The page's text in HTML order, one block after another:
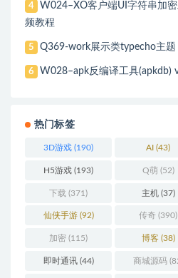
4
W024–XO客户端UI字符串加
频教程
5 Q369-work展示类typecho主题
6 W028–apk反编译工具(apkdb)
热门标签
3D游戏 (190) AI (43)
H5游戏 (193) Q萌(52)
下载 (371) 主机(37)
仙侠手游(92) 传奇 (390)
加密 (115) 博客(38)
即时通讯(44) 商城源码